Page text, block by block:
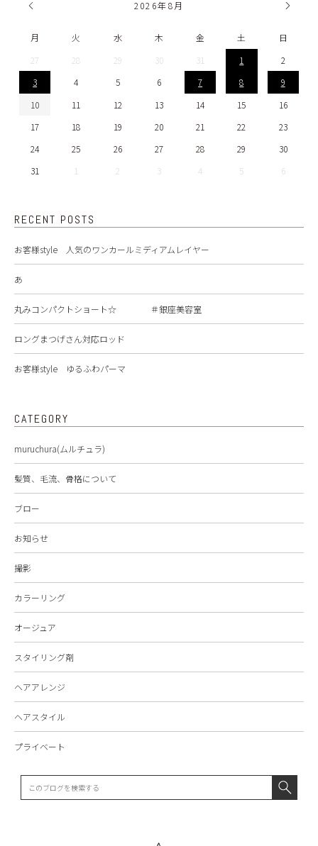
2026年8月
月 火 水 木 金 土
日
27
28 29 30 31 1
2
3
4 5 6 7 8
9
10
11 12 13 14 15
16
17
18 19 20 21 22
23
24
25 26 27 28 29
30
31
1 2 3 4 5 6
RECENT POSTS
お客様style 人気のワンカールミディアムレイヤー
あ
丸みコンパクトショート☆ ＃銀座美容室
ロングまつげさん対応ロッド
お客様style ゆるふわパーマ
CATEGORY
muruchura(ムルチュラ)
髪質、毛流、骨格について
ブロー
お知らせ
撮影
カラーリング
オージュア
スタイリング剤
ヘアアレンジ
ヘアスタイル
プライベート